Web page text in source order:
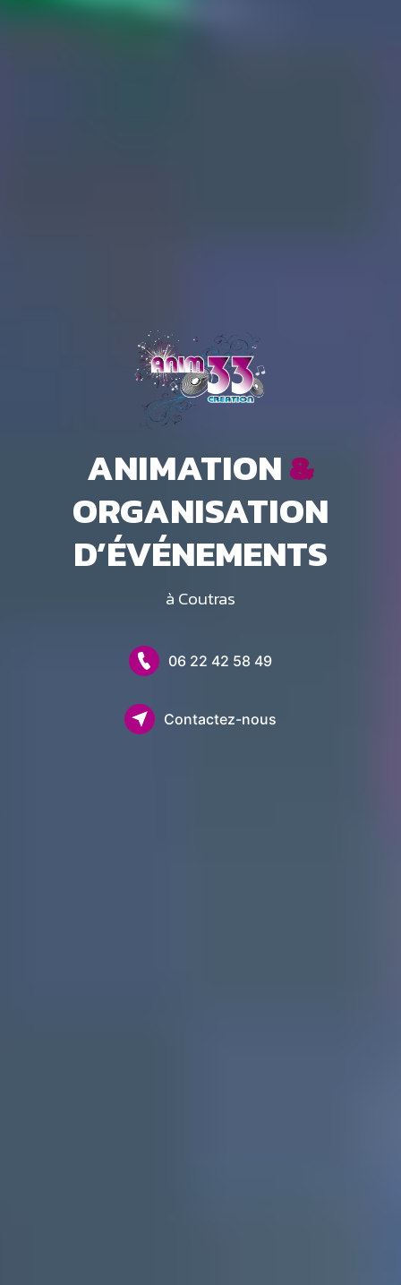
ANIMATION&
ORGANISATION
D’ÉVÉNEMENTS
à Coutras
06 22 42 58 49
Contactez-nous